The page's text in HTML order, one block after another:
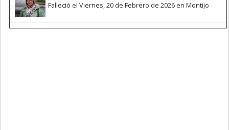
Falleció el Viernes, 20 de Febrero de 2026 en Montijo